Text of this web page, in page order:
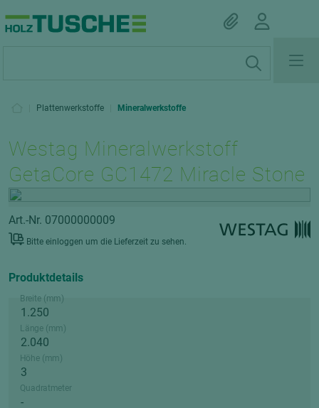
Plattenwerkstoffe Mineralwerkstoffe
Westag Mineralwerkstoff
GetaCore GC1472 Miracle Stone
Art.-Nr. 07000000009
Bitte einloggen um die Lieferzeit zu sehen.
Produktdetails
Breite (mm)
Länge (mm)
Höhe (mm)
Quadratmeter